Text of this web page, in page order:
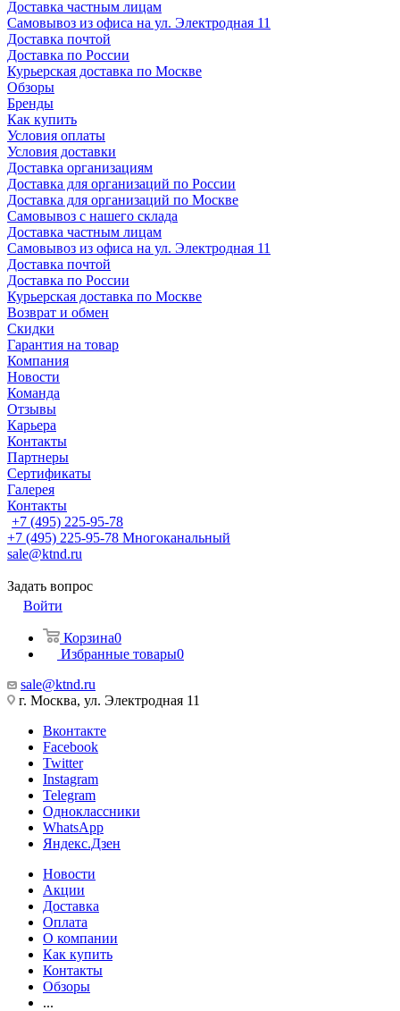
Доставка частным лицам
Самовывоз из офиса на ул. Электродная 11
Доставка почтой
Доставка по России
Курьерская доставка по Москве
Обзоры
Бренды
Как купить
Условия оплаты
Условия доставки
Доставка организациям
Доставка для организаций по России
Доставка для организаций по Москве
Самовывоз с нашего склада
Доставка частным лицам
Самовывоз из офиса на ул. Электродная 11
Доставка почтой
Доставка по России
Курьерская доставка по Москве
Возврат и обмен
Скидки
Гарантия на товар
Компания
Новости
Команда
Отзывы
Карьера
Контакты
Партнеры
Сертификаты
Галерея
Контакты
+7 (495) 225-95-78
+7 (495) 225-95-78 Многоканальный
sale@ktnd.ru
Задать вопрос
Войти
Корзина0
Избранные товары0
sale@ktnd.ru
г. Москва, ул. Электродная 11
Вконтакте
Facebook
Twitter
Instagram
Telegram
Одноклассники
WhatsApp
Яндекс.Дзен
Новости
Акции
Доставка
Оплата
О компании
Как купить
Контакты
Обзоры
...